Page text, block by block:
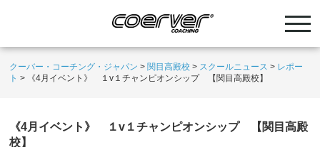
クーバー・コーチング・ジャパン > 関目高殿校 > スクールニュース > レポー
ト > 《4月イベント》 １v１チャンピオンシップ 【関目高殿校】
《4月イベント》 １v１チャンピオンシップ 【関目高殿
校】